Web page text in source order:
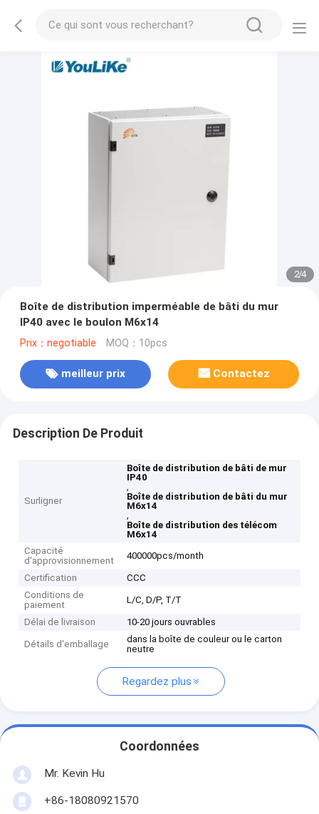
2/4
Boîte de distribution imperméable de bâti du mur
IP40 avec le boulon M6x14
Prix：negotiable MOQ：10pcs
meilleur prix Contactez
Description De Produit
Surligner
Boîte de distribution de bâti de mur
IP40
,
Boîte de distribution de bâti du mur
M6x14
,
Boîte de distribution des télécom
M6x14
Capacité
d'approvisionnement
400000pcs/month
Certification
CCC
Conditions de
paiement
L/C, D/P, T/T
Délai de livraison 10-20 jours ouvrables
Détails d'emballage
dans la boîte de couleur ou le carton
neutre
Regardez plus
Coordonnées
Mr. Kevin Hu
+86-18080921570